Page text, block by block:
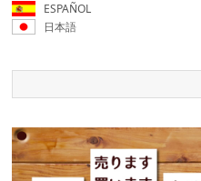
ESPAÑOL
日本語